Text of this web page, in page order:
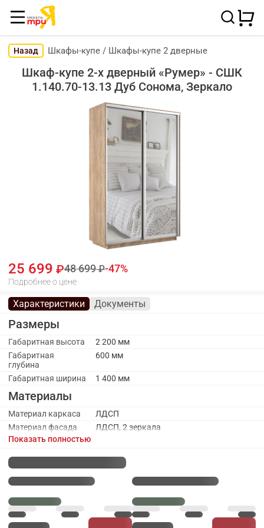
Назад Шкафы-купе / Шкафы-купе 2 дверные
Шкаф-купе 2-х дверный «Румер» - СШК
1.140.70-13.13 Дуб Сонома, Зеркало
25 699 48 699 47
Подробнее о цене
Характеристики Документы
Размеры
Габаритная высота
2 200 мм
Габаритная
глубина
600 мм
Габаритная ширина 1 400 мм
Материалы
Материал каркаса
ЛДСП
Материал фасада
ЛДСП, 2 зеркала
Каркас
Количество полок
Наполнение
Полки ЛДСП, штанга
Оттенок каркаса
Цвет каркаса
Дуб Сонома
Показать полностью